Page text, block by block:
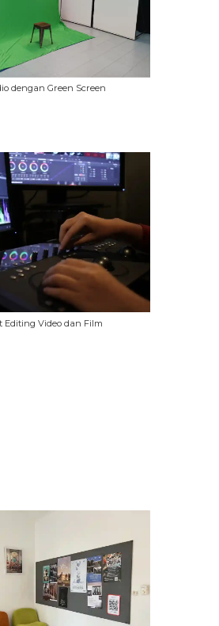
dengan Green Screen
Editing Video dan Film